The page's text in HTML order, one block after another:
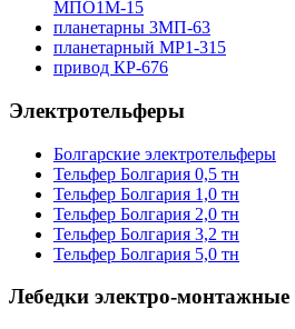
МПО1М-15
планетарны 3МП-63
планетарный МР1-315
привод КР-676
Электротельферы
Болгарские электротельферы
Тельфер Болгария 0,5 тн
Тельфер Болгария 1,0 тн
Тельфер Болгария 2,0 тн
Тельфер Болгария 3,2 тн
Тельфер Болгария 5,0 тн
Лебедки электро-монтажные